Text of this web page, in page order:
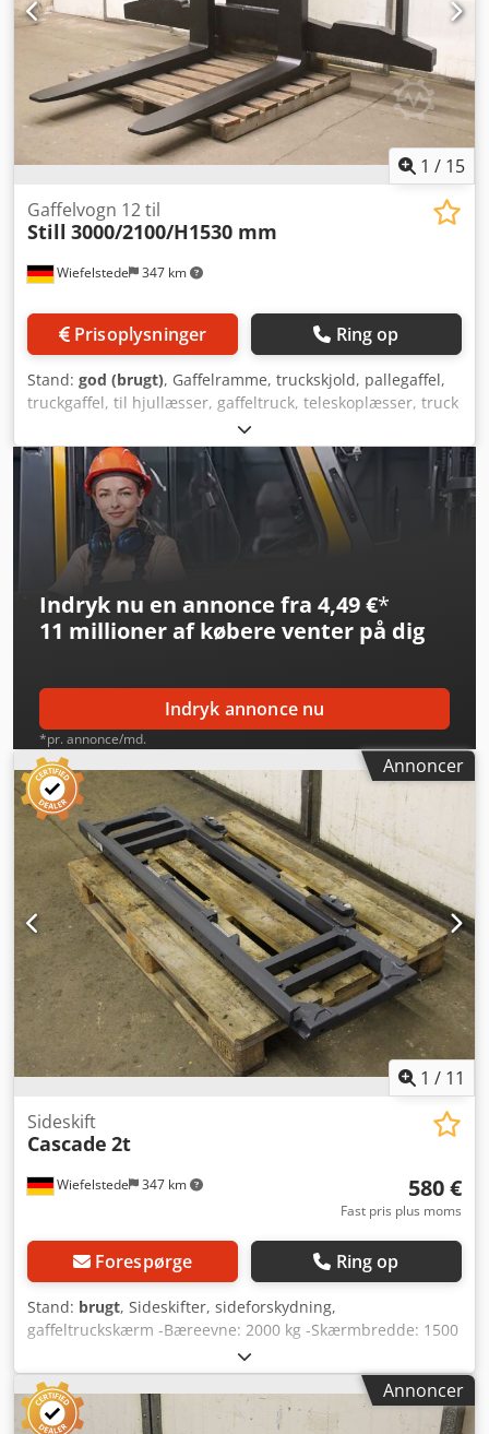
1 / 15
Wiefelstede 347 km
Gaffelvogn 12 til
Still 3000/2100/H1530 mm
Prisoplysninger Ring op
Stand: god (brugt), Gaffelramme, truckskjold, pallegaffel,
truckgaffel, til hjullæsser, gaffeltruck, teleskoplæsser, truck
- Gaffelramme: med gaffeltænder - Løftekapacitet: 12.000
kg - Fabrikat: Still - Gaffeltænder: længde 1600 mm / 200 x
100 mm - Monteringsmål: se billeder - Samlede mål:
3000/2100/H1530 mm Dkjdpfx Aou Inqfekxsr - Vægt: 2480
Indryk nu en annonce fra 4,49 €*
11 millioner af købere venter på dig
Indryk annonce nu
*pr. annonce/md.
Annoncer
1 / 11
Wiefelstede 347 km
Sideskift
Cascade 2t
580 €
Fast pris plus moms
Forespørge Ring op
Stand: brugt, Sideskifter, sideforskydning,
gaffeltruckskærm -Bæreevne: 2000 kg -Skærmbredde: 1500
mm -Skærmhøjde: 400 mm -Optagelseshøjde: 400 mm -
Dimensioner: 1500/480/H90 mm Dkedpfjd Iflrex Akxsr -
Vægt: 89 kg
Annoncer